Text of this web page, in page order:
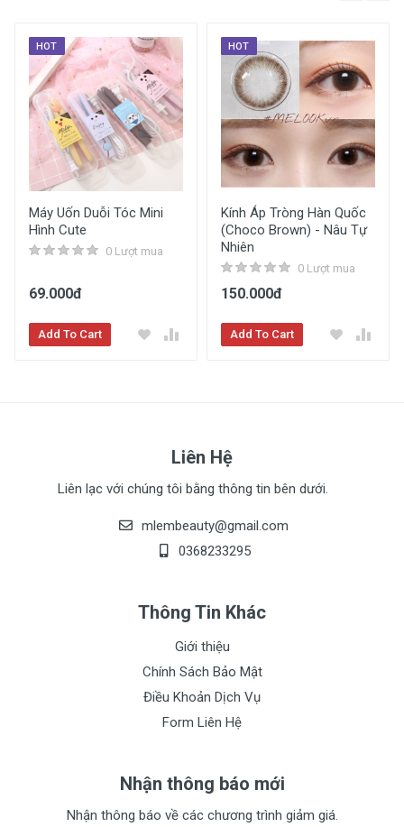
HOT
Máy Uốn Duỗi Tóc Mini
Hình Cute
0 Lượt mua
69.000đ
Add To Cart
HOT
Kính Áp Tròng Hàn Quốc
(Choco Brown) - Nâu Tự
Nhiên
0 Lượt mua
150.000đ
Add To Cart
Liên Hệ
Liên lạc với chúng tôi bằng thông tin bên dưới.
mlembeauty@gmail.com
0368233295
Thông Tin Khác
Giới thiệu
Chính Sách Bảo Mật
Điều Khoản Dịch Vụ
Form Liên Hệ
Nhận thông báo mới
Nhận thông báo về các chương trình giảm giá.